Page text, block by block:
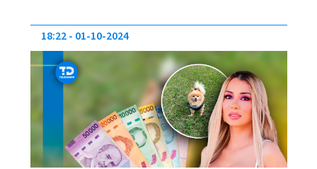
18:22 01-10-2024